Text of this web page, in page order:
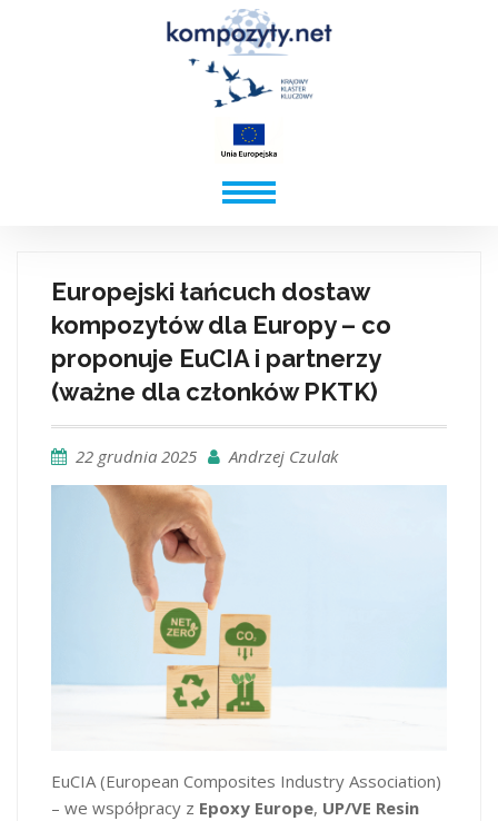
Europejski łańcuch dostaw
kompozytów dla Europy – co
proponuje EuCIA i partnerzy
(ważne dla członków PKTK)
22 grudnia 2025 Andrzej Czulak
EuCIA (European Composites Industry Association)
– we współpracy z Epoxy Europe, UP/VE Resin